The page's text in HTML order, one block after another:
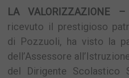
LA VALORIZZAZIONE –
ricevuto il prestigioso
di Pozzuoli, ha visto la
dell’Assessore
del Dirigente Scolastico